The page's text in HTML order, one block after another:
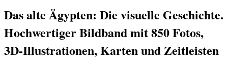
Das alte Ägypten: Die visuelle Geschichte.
Hochwertiger Bildband mit 850 Fotos,
3D-Illustrationen, Karten und Zeitleisten